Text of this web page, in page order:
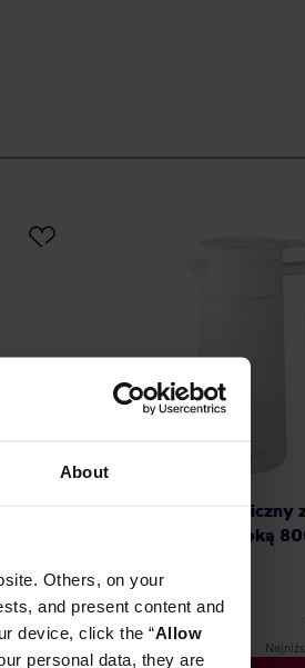
About
Others, on your
and present content and
device, click the “Allow
personal data, they are
zł
Hario serwer termiczny
ceramiczną powłoką